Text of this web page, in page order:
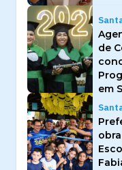
de
em